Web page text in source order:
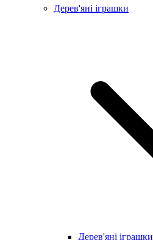
Дерев'яні іграшки
Дерев'яні